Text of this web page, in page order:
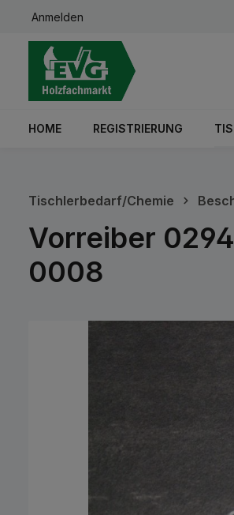
Zur Hauptnavigation springen
Anmelden
HOME REGISTRIERUNG
Tischlerbedarf/Chemie
Vorreiber
0008